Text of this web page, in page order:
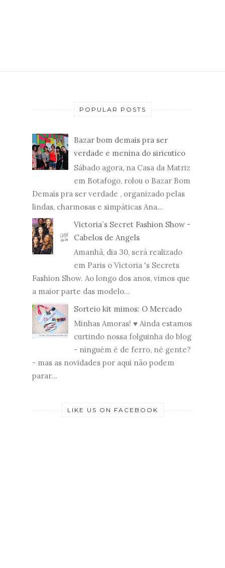
POPULAR POSTS
Bazar bom demais pra ser
verdade e menina do siricutico
Sábado agora, na Casa da Matriz
em Botafogo, rolou o Bazar Bom
Demais pra ser verdade , organizado pelas
lindas, charmosas e simpáticas Ana...
Victoria´s Secret Fashion Show -
Cabelos de Angels
Amanhã, dia 30, será realizado
em Paris o Victoria 's Secrets
Fashion Show. Ao longo dos anos, vimos que
a maior parte das modelo...
Sorteio kit mimos: O Mercado
Minhas Amoras! ♥ Ainda estamos
curtindo nossa folguinha do blog
- ninguém é de ferro, né gente?
- mas as novidades por aqui não podem
parar...
LIKE US ON FACEBOOK